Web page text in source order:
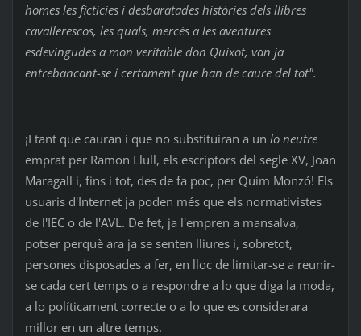
homes les fictícies i desbaratades històries dels llibres
cavallerescos, les quals, mercès a les aventures
esdevingudes a mon veritable don Quixot, van ja
entrebancant-se i certament que han de caure del tot".
¡I tant que cauran i que no substituiran a un lo neutre
emprat per Ramon Llull, els escriptors del segle XV, Joan
Maragall i, fins i tot, des de fa poc, per Quim Monzó! Els
usuaris d'Internet ja poden més que els normativistes
de l'IEC o de l'AVL. De fet, ja l'empren a mansalva,
potser perquè ara ja se senten lliures i, sobretot,
persones disposades a fer, en lloc de limitar-se a reunir-
se cada cert temps o a respondre a lo que diga la moda,
a lo políticament correcte o a lo que es considerara
millor en un altre temps.